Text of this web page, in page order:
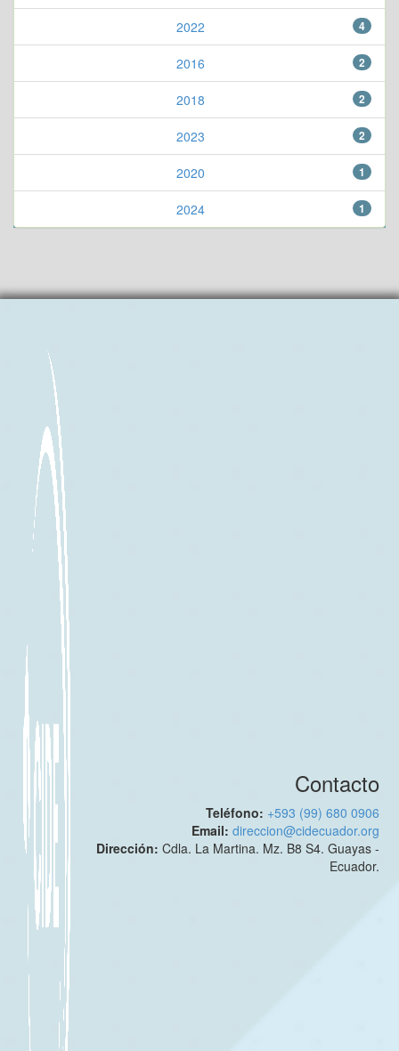
4
2022
2
2016
2
2018
2
2023
1
2020
1
2024
Contacto
Teléfono: +593 (99) 680 0906
Email:direccion@cidecuador.org
Dirección:Cdla. La Martina. Mz. B8 S4. Guayas -
Ecuador.